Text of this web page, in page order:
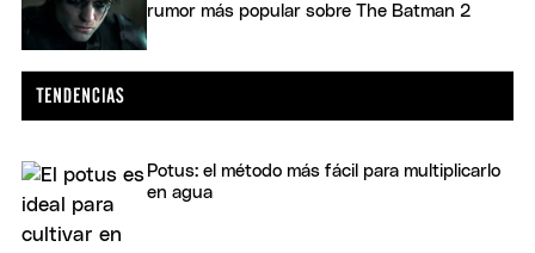
rumor más popular sobre The Batman 2
Potus: el método más fácil para multiplicarlo
en agua